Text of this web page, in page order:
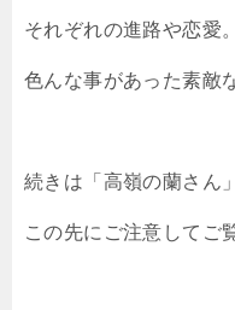
それぞれの進路や恋愛。
色んな事があった素敵
続きは「高嶺の蘭さん
この先にご注意してご